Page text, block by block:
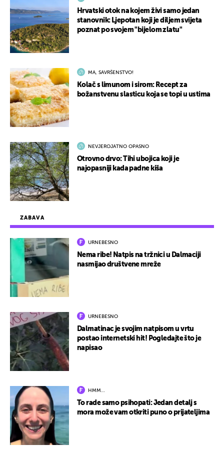
ZABAVA
URNEBESNO
Nema ribe! Natpis na tržnici u Dalmaciji
nasmijao društvene mreže
URNEBESNO
Dalmatinac je svojim natpisom u vrtu
postao internetski hit! Pogledajte što je
napisao
HMM…
To rade samo psihopati: Jedan detalj s
mora može vam otkriti puno o prijateljima
Hrvatski otok na kojem živi samo jedan
stanovnik: Ljepotan koji je diljem svijeta
poznat po svojem "bijelom zlatu"
MA, SAVRŠENSTVO!
Kolač s limunom i sirom: Recept za
božanstvenu slasticu koja se topi u ustima
NEVJEROJATNO OPASNO
Otrovno drvo: Tihi ubojica koji je
najopasniji kada padne kiša